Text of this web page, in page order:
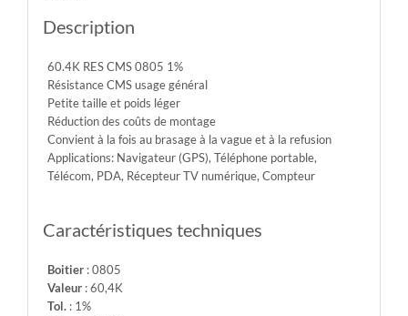
-55°
-
Temp.Max.:
+155°
Description
60.4K RES CMS 0805 1%
Résistance CMS usage général
Petite taille et poids léger
Réduction des coûts de montage
Convient à la fois au brasage à la vague et à la refusion
Applications: Navigateur (GPS), Téléphone portable,
Télécom, PDA, Récepteur TV numérique, Compteur
Caractéristiques techniques
Boitier: 0805
Valeur: 60,4K
Tol.: 1%